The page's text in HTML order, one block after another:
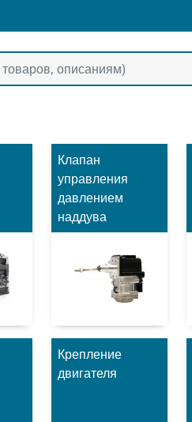
Клапан
управления
давлением
наддува
Крепление
двигателя